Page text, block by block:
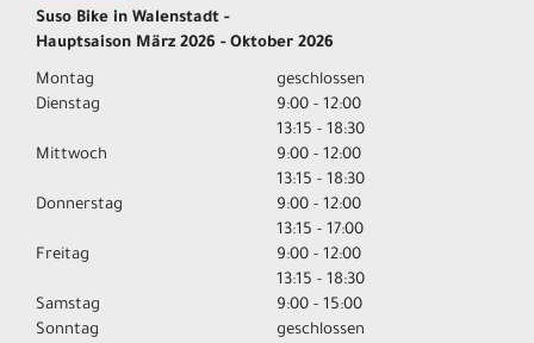
Suso Bike in Walenstadt -
Hauptsaison März 2026 - Oktober 2026
Montag
geschlossen
Dienstag
9:00 - 12:00
13:15 - 18:30
Mittwoch
9:00 - 12:00
13:15 - 18:30
Donnerstag
9:00 - 12:00
13:15 - 17:00
Freitag
9:00 - 12:00
13:15 - 18:30
Samstag
9:00 - 15:00
Sonntag
geschlossen